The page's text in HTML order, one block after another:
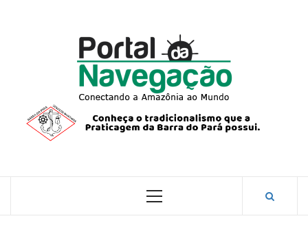
CONECTANDO A AMAZÔNIA COM O MUNDO.
Primary